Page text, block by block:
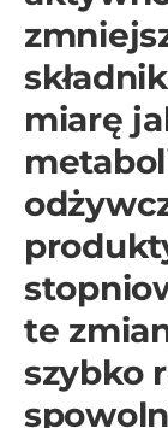
miarę
te
szybko